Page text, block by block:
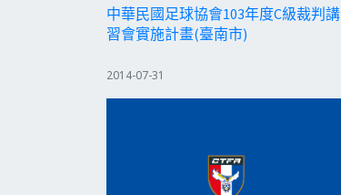
中華民國足球協會103年度C級裁判講
習會實施計畫(臺南市)
2014-07-31